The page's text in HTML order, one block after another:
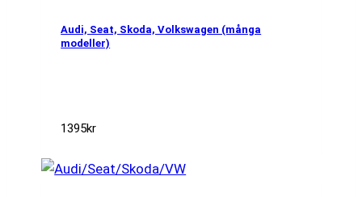
Audi, Seat, Skoda, Volkswagen (många
modeller)
1395kr